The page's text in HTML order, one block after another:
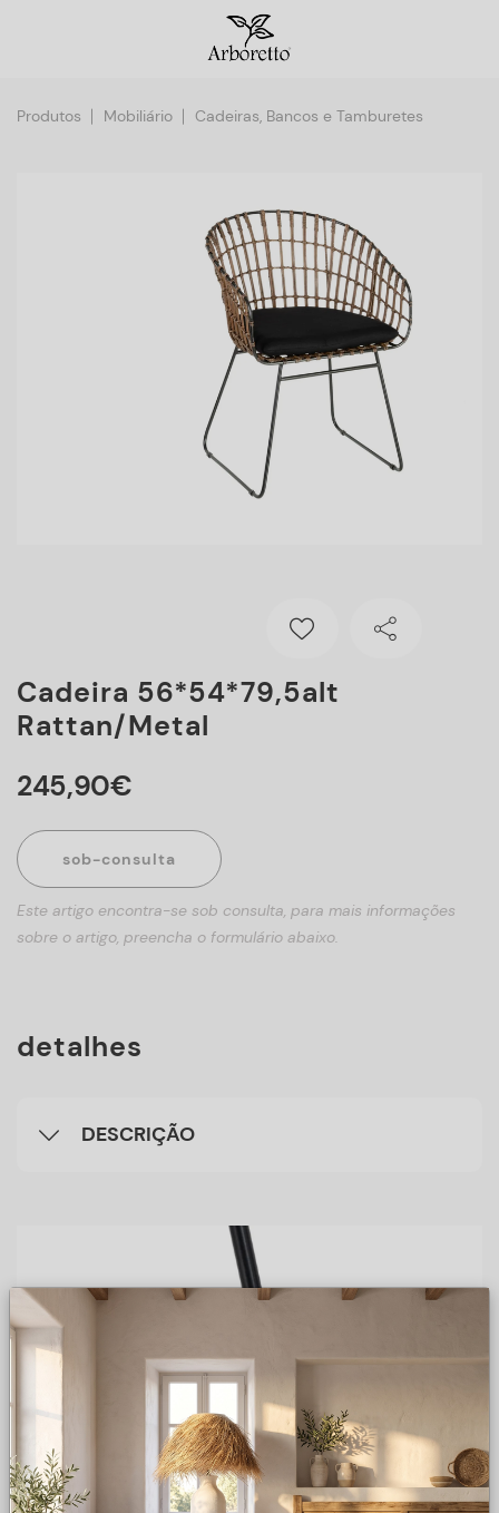
Produtos Mobiliário Cadeiras, Bancos e Tamburetes
Cadeira 56*54*79,5alt
Rattan/metal
245,90€
sob-consulta
Este artigo encontra-se sob consulta, para mais informações
sobre o artigo, preencha o formulário abaixo.
detalhes
DESCRIÇÃO